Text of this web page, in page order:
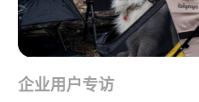
企业用户专访